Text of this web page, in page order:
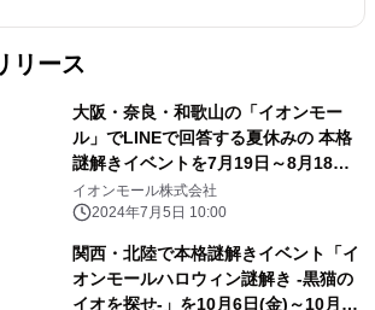
リース
大阪・奈良・和歌山の「イオンモー
ル」でLINEで回答する夏休みの 本格
謎解きイベントを7月19日～8月18日
に開催
イオンモール株式会社
2024年7月5日 10:00
関西・北陸で本格謎解きイベント「イ
オンモールハロウィン謎解き -黒猫の
イオを探せ-」を10月6日(金)～10月15